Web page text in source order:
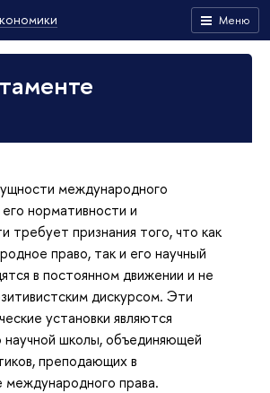
Меню
международного
нормативности и
требует признания того, что как
право, так и его научный
в постоянном движении и не
дискурсом. Эти
установки являются
школы, объединяющей
преподающих в
права.